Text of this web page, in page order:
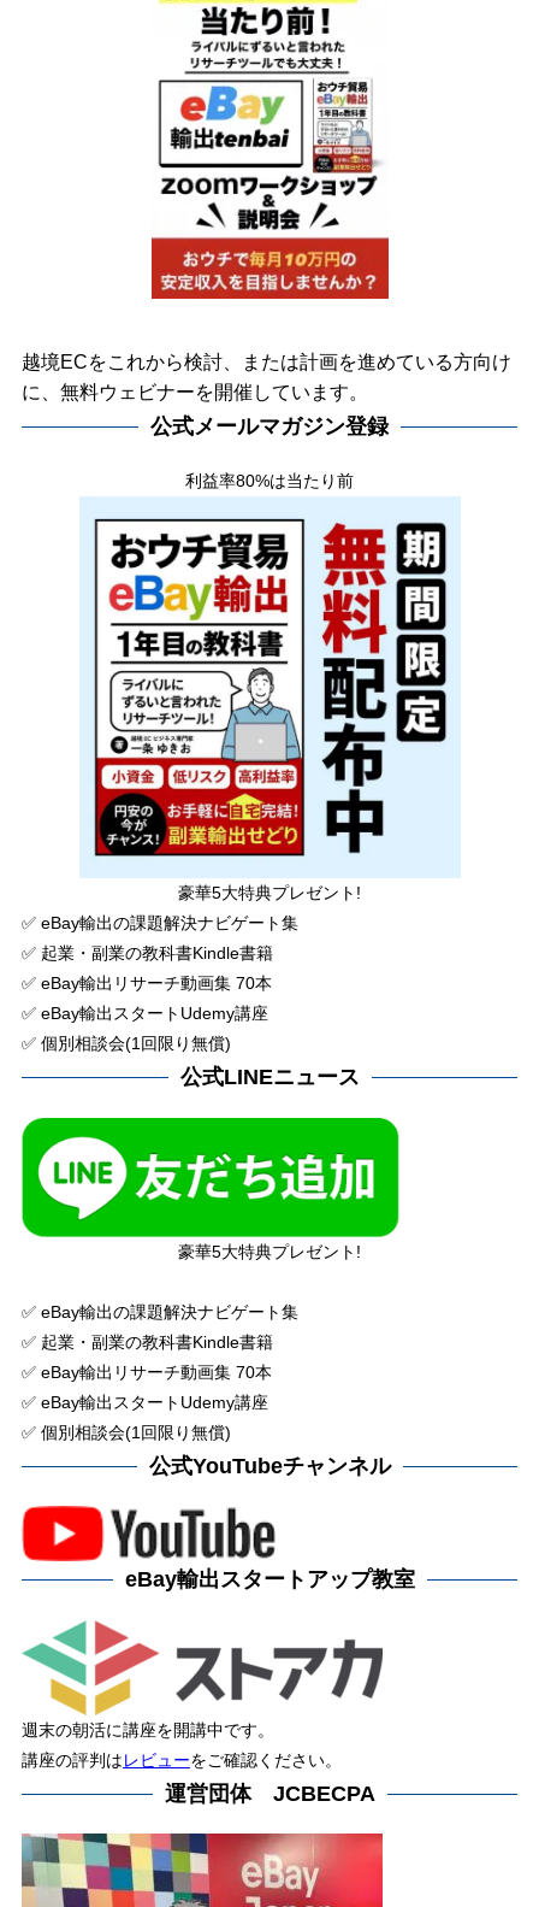
越境ECをこれから検討、または計画を進めている方向け
に、無料ウェビナーを開催しています。
公式メールマガジン登録
利益率80%は当たり前
豪華5大特典プレゼント!
✅ eBay輸出の課題解決ナビゲート集
✅ 起業・副業の教科書Kindle書籍
✅ eBay輸出リサーチ動画集 70本
✅ eBay輸出スタートUdemy講座
✅ 個別相談会(1回限り無償)
公式LINEニュース
豪華5大特典プレゼント!
✅ eBay輸出の課題解決ナビゲート集
✅ 起業・副業の教科書Kindle書籍
✅ eBay輸出リサーチ動画集 70本
✅ eBay輸出スタートUdemy講座
✅ 個別相談会(1回限り無償)
公式YouTubeチャンネル
eBay輸出スタートアップ教室
週末の朝活に講座を開講中です。
講座の評判はレビューをご確認ください。
運営団体 JCBECPA